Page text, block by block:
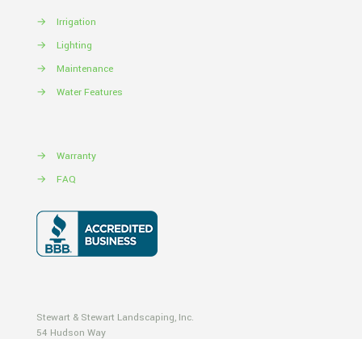
→
Irrigation
→
Lighting
→
Maintenance
→
Water Features
→
Warranty
→
FAQ
Stewart & Stewart Landscaping, Inc.
54 Hudson Way